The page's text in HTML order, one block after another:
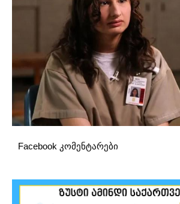
Facebook კომენტარები